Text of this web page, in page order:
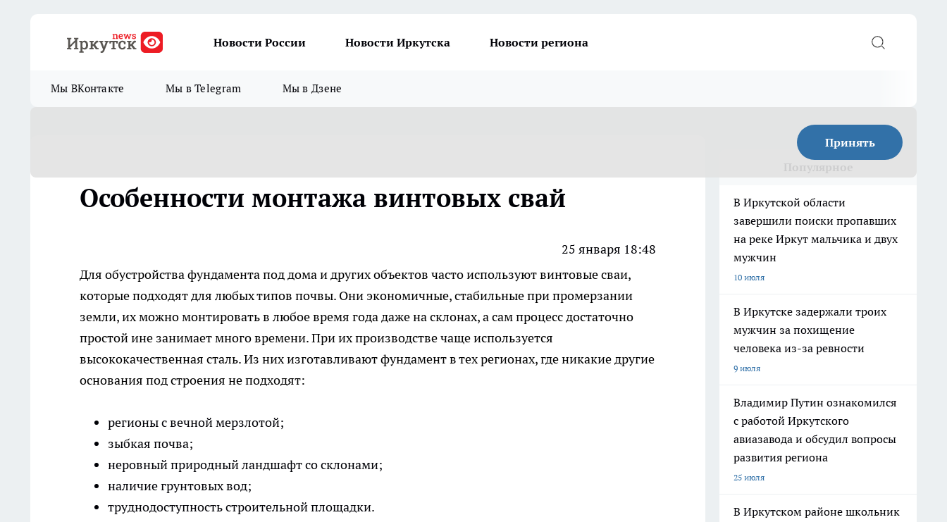
Новости России Новости Иркутска Новости региона
Мы ВКонтакте Мы в Telegram Мы в Дзене
Принять
Особенности монтажа винтовых свай
25 января 18:48
Для обустройства фундамента под дома и других объектов часто используют винтовые сваи,
которые подходят для любых типов почвы. Они экономичные, стабильные при промерзании
земли, их можно монтировать в любое время года даже на склонах, а сам процесс достаточно
простой ине занимает много времени. При их производстве чаще используется
высококачественная сталь. Из них изготавливают фундамент в тех регионах, где никакие другие
основания под строения не подходят:
регионы с вечной мерзлотой;
зыбкая почва;
неровный природный ландшафт со склонами;
наличие грунтовых вод;
труднодоступность строительной площадки.
В Иркутской области
завершили поиски пропавших
на реке Иркут мальчика и двух
мужчин
10 июля
В Иркутске задержали троих
мужчин за похищение
человека из-за ревности
9 июля
Владимир Путин ознакомился
с работой Иркутского
авиазавода и обсудил вопросы
развития региона
25 июля
В Иркутском районе школьник